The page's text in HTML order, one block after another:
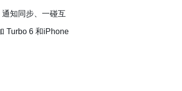
知同步、一碰互
Turbo 6 和iPhone